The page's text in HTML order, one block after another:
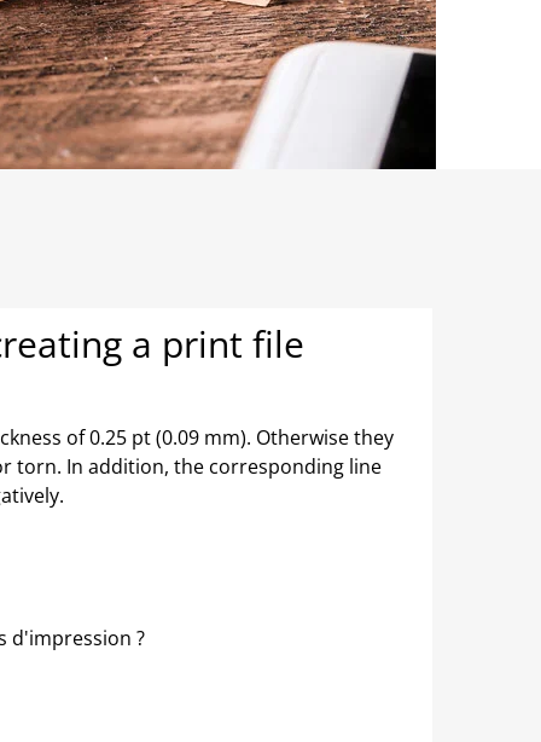
a print file
of 0.25 pt (0.09 mm). Otherwise they
torn. In addition, the corresponding line
d'impression ?